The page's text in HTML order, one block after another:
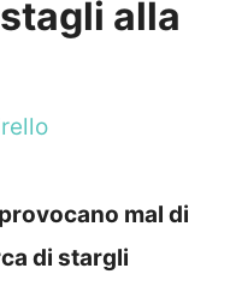
alla
mal di
di stargli